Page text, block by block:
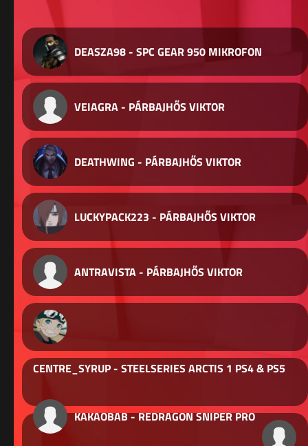
DEASZA98 - SPC GEAR 950 MIKROFON
VEIAGRA - PÁRBAJHŐS VIKTOR
DEATHWING - PÁRBAJHŐS VIKTOR
LUCKYPACK223 - PÁRBAJHŐS VIKTOR
ANTRAVISTA - PÁRBAJHŐS VIKTOR
CENTRE_SYRUP - STEELSERIES ARCTIS 1 PS4 & PS5
KAKAOBAB - REDRAGON SNIPER PRO